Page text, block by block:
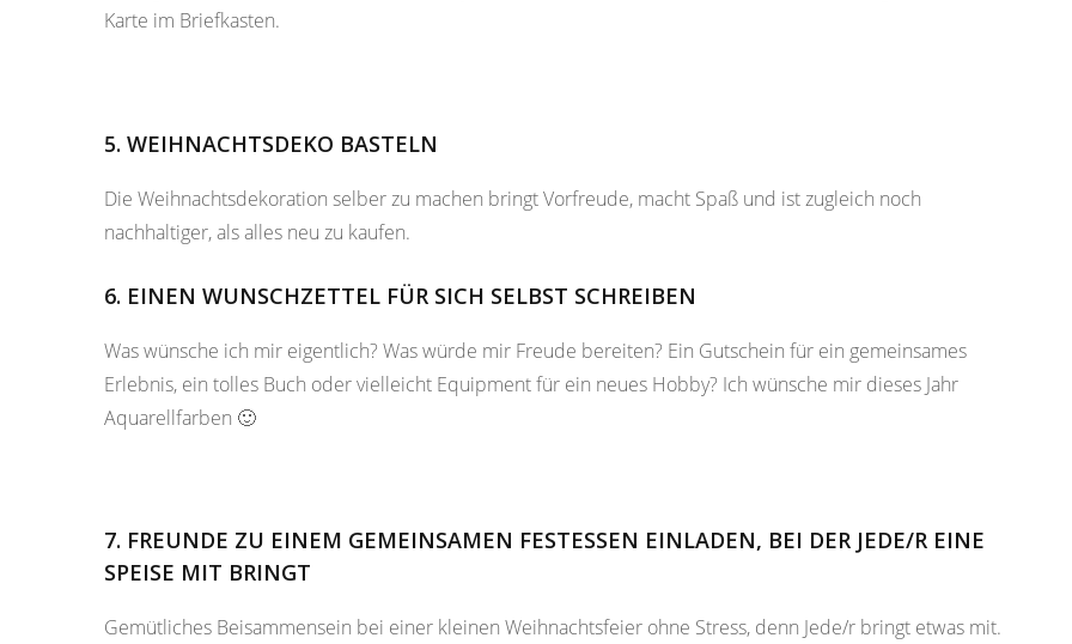
Karte im Briefkasten.
5. WEIHNACHTSDEKO BASTELN
Die Weihnachtsdekoration selber zu machen bringt Vorfreude, macht Spaß und ist zugleich noch
nachhaltiger, als alles neu zu kaufen.
6. EINEN WUNSCHZETTEL FÜR SICH SELBST SCHREIBEN
Was wünsche ich mir eigentlich? Was würde mir Freude bereiten? Ein Gutschein für ein gemeinsames
Erlebnis, ein tolles Buch oder vielleicht Equipment für ein neues Hobby? Ich wünsche mir dieses Jahr
Aquarellfarben 🙂
7. FREUNDE ZU EINEM GEMEINSAMEN FESTESSEN EINLADEN, BEI DER JEDE/R EINE
SPEISE MIT BRINGT
Gemütliches Beisammensein bei einer kleinen Weihnachtsfeier ohne Stress, denn Jede/r bringt etwas mit.